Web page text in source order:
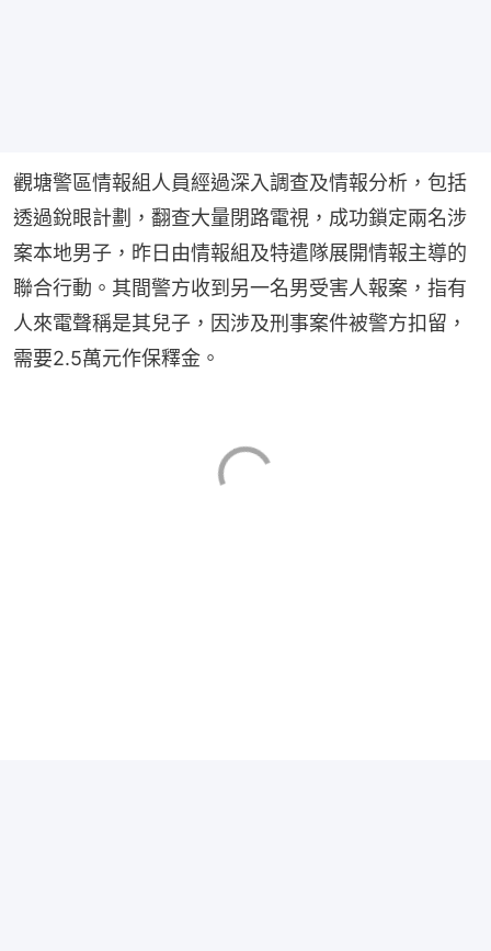
觀塘警區情報組人員經過深入調查及情報分析，包括
透過銳眼計劃，翻查大量閉路電視，成功鎖定兩名涉
案本地男子，昨日由情報組及特遣隊展開情報主導的
聯合行動。其間警方收到另一名男受害人報案，指有
人來電聲稱是其兒子，因涉及刑事案件被警方扣留，
需要2.5萬元作保釋金。